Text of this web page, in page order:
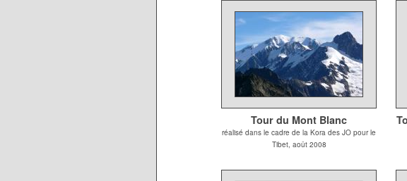
Tour du Mont Blanc
réalisé dans le cadre de la Kora des JO pour le
Tibet, août 2008